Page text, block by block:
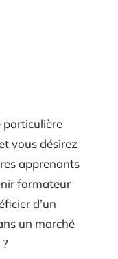
particulière
vous désirez
apprenants
formateur
d’un
un marché